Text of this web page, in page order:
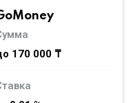
170 000 ₸